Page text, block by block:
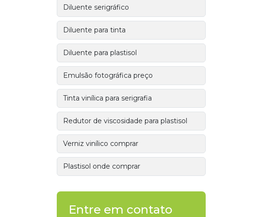
Diluente serigráfico
Diluente para tinta
Diluente para plastisol
Emulsão fotográfica preço
Tinta vinílica para serigrafia
Redutor de viscosidade para plastisol
Verniz vinílico comprar
Plastisol onde comprar
Entre em contato